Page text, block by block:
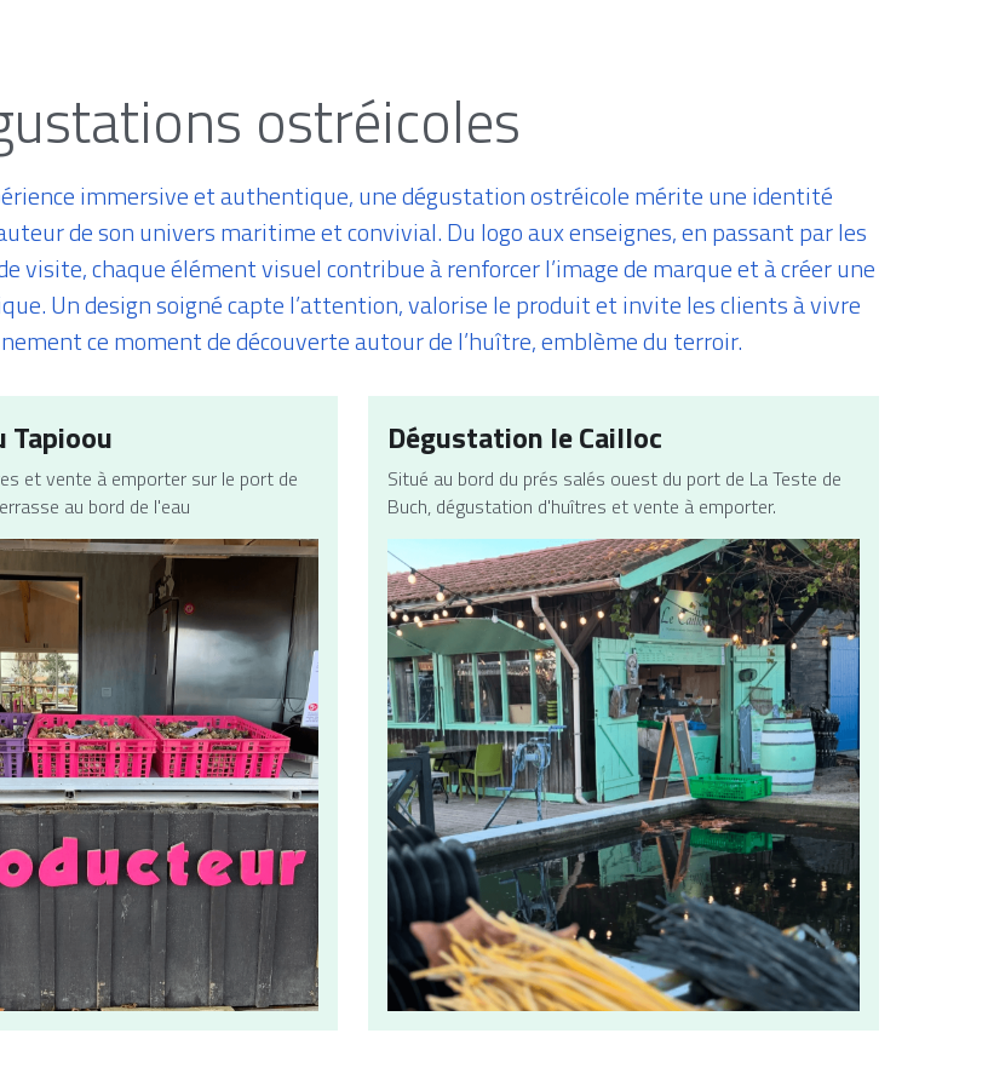
ostréicoles
immersive et authentique, une dégustation ostréicole mérite une identité
de son univers maritime et convivial. Du logo aux enseignes, en passant par les
visite, chaque élément visuel contribue à renforcer l’image de marque et à créer une
Un design soigné capte l’attention, valorise le produit et invite les clients à vivre
ce moment de découverte autour de l’huître, emblème du terroir.
Tapioou
et vente à emporter sur le port de
au bord de l'eau
Dégustation le Cailloc
Situé au bord du prés salés ouest du port de La Teste de
Buch, dégustation d'huîtres et vente à emporter.